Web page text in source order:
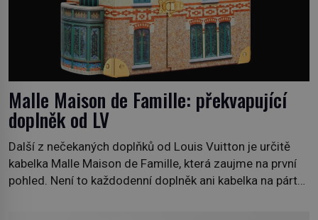
Malle Maison de Famille: překvapující
doplněk od LV
Další z nečekaných doplňků od Louis Vuitton je určitě
kabelka Malle Maison de Famille, která zaujme na první
pohled. Není to každodenní doplněk ani kabelka na párty,